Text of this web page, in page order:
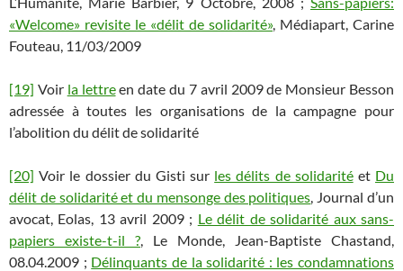
«Welcome» revisite le «délit de solidarité», Médiapart, Carine
Fouteau, 11/03/2009
[19] Voir la lettreen date du 7 avril 2009 de Monsieur Besson
adressée à toutes les organisations de la campagne pour
l’abolition du délit de solidarité
[20] Voir le dossier du Gisti sur les délits de solidaritéet Du
délit de solidarité et du mensonge des politiques, Journal d’un
avocat, Eolas, 13 avril 2009 ; Le délit de solidarité aux sans-
papiers existe-t-il ?, Le Monde, Jean-Baptiste Chastand,
08.04.2009 ; Délinquants de la solidarité : les condamnations